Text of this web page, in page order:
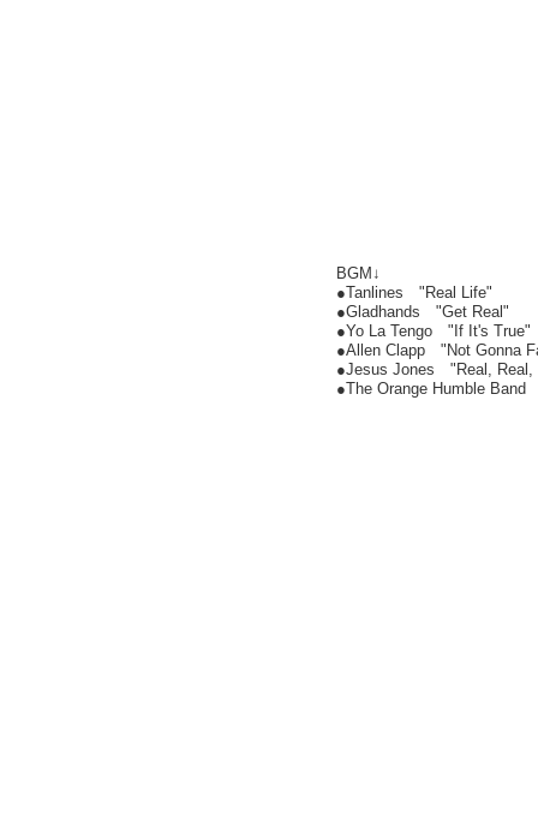
BGM↓
●Tanlines "Real Life"
●Gladhands "Get Real"
●Yo La Tengo "If It's True"
●Allen Clapp "Not Gonna
●Jesus Jones "Real, Real,
●The Orange Humble